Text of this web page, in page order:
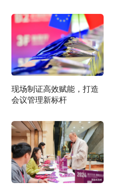
现场制证高效赋能，打造
会议管理新标杆